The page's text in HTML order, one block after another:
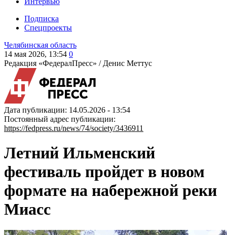
Подписка
Спецпроекты
Челябинская область
14 мая 2026, 13:54 0
Редакция «ФедералПресс» / Денис Меттус
Дата публикации: 14.05.2026 - 13:54
Постоянный адрес публикации:
https://fedpress.ru/news/74/society/3436911
Летний Ильменский
фестиваль пройдет в новом
формате на набережной реки
Миасс